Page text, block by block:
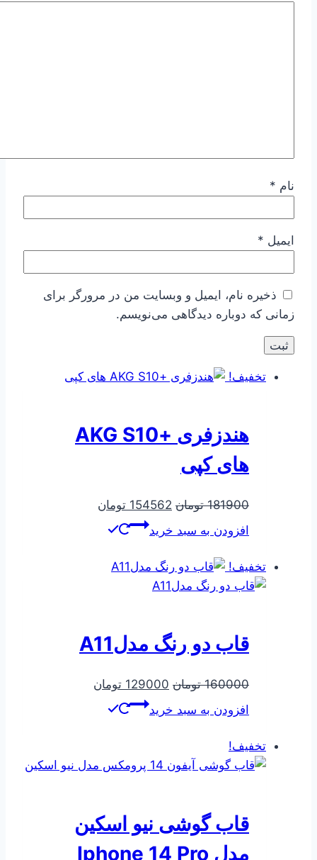
نام *
ایمیل *
ذخیره نام، ایمیل و وبسایت من در مرورگر برای
زمانی که دوباره دیدگاهی می‌نویسم.
تخفیف!
هندزفری +AKG S10
های کپی
181900 تومان قیمت
اصلی
بود.
154562 تومان
افزودن به سبد خرید
تخفیف!
قاب دو رنگ مدلA11
160000 تومان قیمت
اصلی
129000 تومان
افزودن به سبد خرید
تخفیف!
قاب گوشی نیو اسکین
مدل Iphone 14 Pro